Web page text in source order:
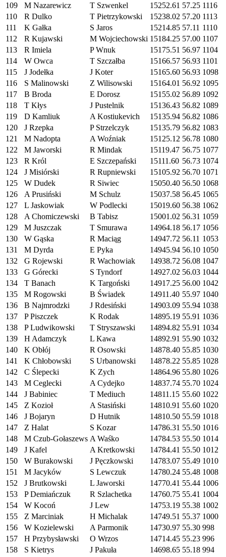
109
M Nazarewicz T Szwenkel 15252.61 57.25 1116
110
R Dulko T Pietrzykowski 15238.02 57.20 1113
111
K Gałka S Jaros 15214.85 57.11 1110
112
R Kujawski M Wojciechowski 15184.25 57.00 1107
113
R Imiela P Wnuk 15175.51 56.97 1104
114
W Owca T Szczałba 15166.57 56.93 1101
115
J Jodełka J Koter 15165.60 56.93 1098
116
S Malinowski Z Wilisowski 15164.01 56.92 1095
117
B Broda E Dorosz 15155.02 56.89 1092
118
T Kłys J Pustelnik 15136.43 56.82 1089
119
D Kamliuk A Kostiukevich 15135.94 56.82 1086
120
J Rzepka P Strzelczyk 15135.79 56.82 1083
121
M Nadopta A Woźniak 15125.12 56.78 1080
122
M Jaworski R Mindak 15119.47 56.75 1077
123
R Król E Szczepański 15111.60 56.73 1074
124
J Misiórski R Rupniewski 15105.92 56.70 1071
125
W Dudek R Siwiec 15050.40 56.50 1068
126
A Prusiński M Schulz 15037.58 56.45 1065
127
L Jaskowiak W Podlecki 15019.60 56.38 1062
128
A Chomiczewski B Tabisz 15001.02 56.31 1059
129
M Juszczak T Smurawa 14964.18 56.17 1056
130
W Gąska R Maciąg 14947.72 56.11 1053
131
M Dyrda E Pyka 14945.94 56.10 1050
132
G Rojewski R Wachowiak 14938.72 56.08 1047
133
G Górecki S Tyndorf 14927.02 56.03 1044
134
T Banach K Targoński 14917.25 56.00 1042
135
M Rogowski B Świadek 14911.40 55.97 1040
136
B Najmrodzki J Rdesiński 14903.09 55.94 1038
137
P Piszczek K Rodak 14895.19 55.91 1036
138
P Ludwikowski T Stryszawski 14894.82 55.91 1034
139
H Adamczyk L Kawa 14892.91 55.90 1032
140
K Obłój R Osowski 14878.40 55.85 1030
141
K Chłobowski S Urbanowski 14878.22 55.85 1028
142
C Ślepecki K Zych 14864.96 55.80 1026
143
M Ceglecki A Cydejko 14837.74 55.70 1024
144
J Babiniec T Mediuch 14811.15 55.60 1022
145
Z Kozioł A Stasiński 14810.91 55.60 1020
146
J Bojaryn D Hutnik 14810.50 55.59 1018
147
Z Halat S Kozar 14786.31 55.50 1016
148
M Czub-Gołaszews A Waśko 14784.53 55.50 1014
149
J Kafel A Kretkowski 14784.41 55.50 1012
150
W Burakowski J Pęczkowski 14783.07 55.49 1010
151
M Jacyków S Lewczuk 14780.24 55.48 1008
152
J Brutkowski L Jaworski 14770.41 55.44 1006
153
P Demiańczuk R Szlachetka 14760.75 55.41 1004
154
W Kocoń J Lew 14753.19 55.38 1002
155
Z Marciniak H Michalak 14749.51 55.37 1000
156
W Kozielewski A Parmonik 14730.97 55.30 998
157
H Przybysławski O Wrzos 14714.45 55.23 996
158
S Kietrys J Pakuła 14698.65 55.18 994